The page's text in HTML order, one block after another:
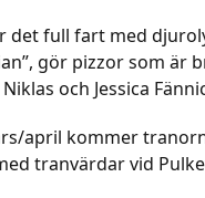
det full fart med
gör pizzor som är
och Jessica
april kommer
tranvärdar vid